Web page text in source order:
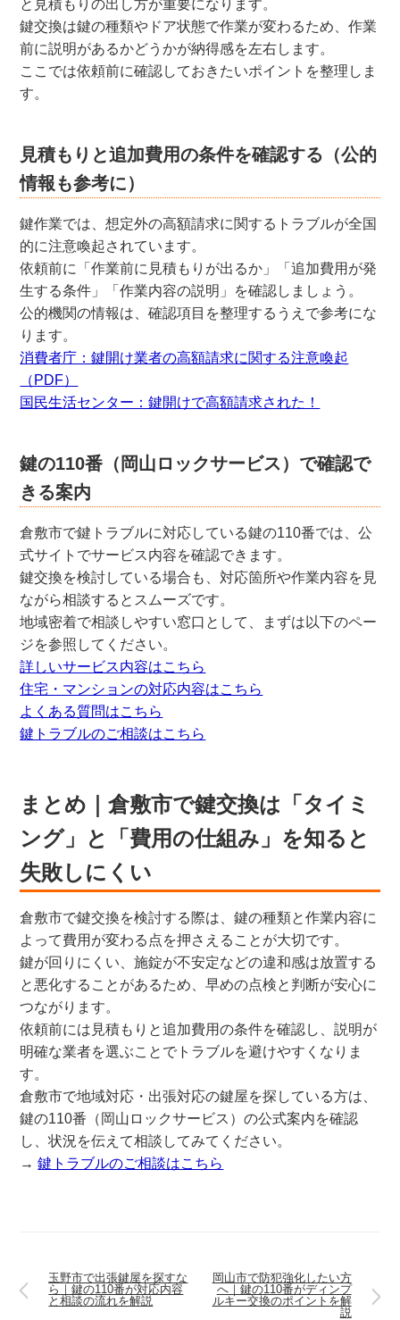
と見積もりの出し方が重要になります。
鍵交換は鍵の種類やドア状態で作業が変わるため、作業
前に説明があるかどうかが納得感を左右します。
ここでは依頼前に確認しておきたいポイントを整理しま
す。
見積もりと追加費用の条件を確認する（公的
情報も参考に）
鍵作業では、想定外の高額請求に関するトラブルが全国
的に注意喚起されています。
依頼前に「作業前に見積もりが出るか」「追加費用が発
生する条件」「作業内容の説明」を確認しましょう。
公的機関の情報は、確認項目を整理するうえで参考にな
ります。
消費者庁：鍵開け業者の高額請求に関する注意喚起
（PDF）
国民生活センター：鍵開けで高額請求された！
鍵の110番（岡山ロックサービス）で確認で
きる案内
倉敷市で鍵トラブルに対応している鍵の110番では、公
式サイトでサービス内容を確認できます。
鍵交換を検討している場合も、対応箇所や作業内容を見
ながら相談するとスムーズです。
地域密着で相談しやすい窓口として、まずは以下のペー
ジを参照してください。
詳しいサービス内容はこちら
住宅・マンションの対応内容はこちら
よくある質問はこちら
鍵トラブルのご相談はこちら
まとめ｜倉敷市で鍵交換は「タイミ
ング」と「費用の仕組み」を知ると
失敗しにくい
倉敷市で鍵交換を検討する際は、鍵の種類と作業内容に
よって費用が変わる点を押さえることが大切です。
鍵が回りにくい、施錠が不安定などの違和感は放置する
と悪化することがあるため、早めの点検と判断が安心に
つながります。
依頼前には見積もりと追加費用の条件を確認し、説明が
明確な業者を選ぶことでトラブルを避けやすくなりま
す。
倉敷市で地域対応・出張対応の鍵屋を探している方は、
鍵の110番（岡山ロックサービス）の公式案内を確認
し、状況を伝えて相談してみてください。
→鍵トラブルのご相談はこちら
玉野市で出張鍵屋を探すな
ら｜鍵の110番が対応内容
と相談の流れを解説
岡山市で防犯強化したい方
へ｜鍵の110番がディンプ
ルキー交換のポイントを解
説